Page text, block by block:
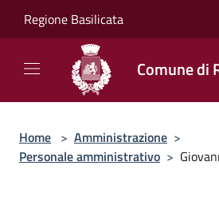
Regione Basilicata
Comune di
Home > Amministrazione >
Personale amministrativo >